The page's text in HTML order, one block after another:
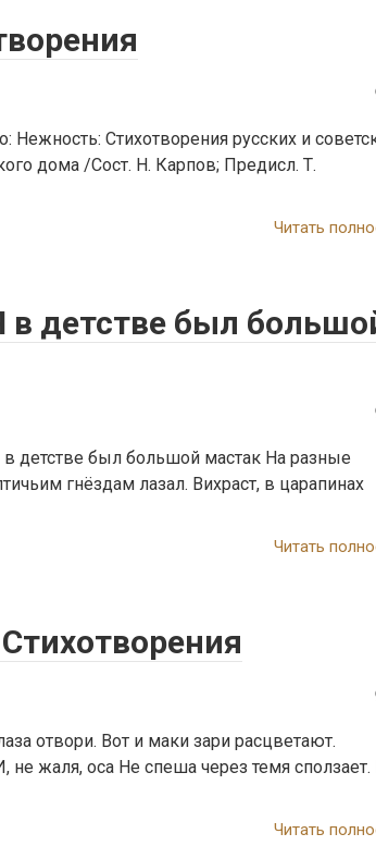
Нежность: Стихотворения русских и
дома /Сост. Н. Карпов; Предисл. Т.
Читать
детстве был
был большой мастак На разные
гнёздам лазал. Вихраст, в царапинах
Читать
отвори. Вот и маки зари расцветают.
не жаля, оса Не спеша через темя сползает.
Читать